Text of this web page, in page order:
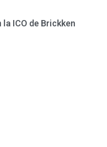
ICO de Brickken